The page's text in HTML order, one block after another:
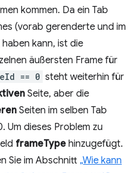
kommen. Da ein Tab
(vorab gerenderte und im
kann, ist die
äußersten Frame für
== 0 steht weiterhin für
Seite, aber die
Seiten im selben Tab
Um dieses Problem zu
frameType hinzugefügt.
Sie im Abschnitt „Wie kann